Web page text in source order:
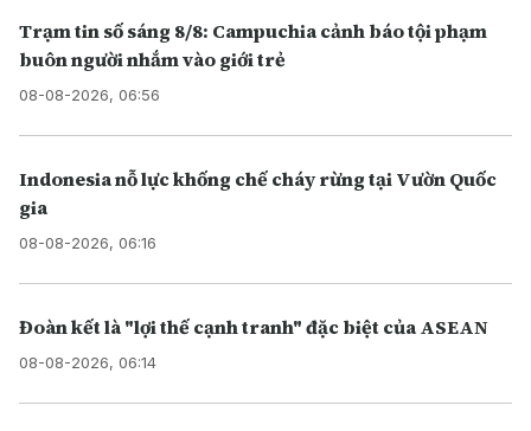
Trạm tin số sáng 8/8: Campuchia cảnh báo tội phạm
buôn người nhắm vào giới trẻ
08-08-2026, 06:56
Indonesia nỗ lực khống chế cháy rừng tại Vườn Quốc
gia
08-08-2026, 06:16
Đoàn kết là "lợi thế cạnh tranh" đặc biệt của ASEAN
08-08-2026, 06:14